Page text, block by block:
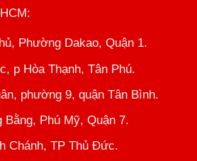
:
Phường Dakao, Quận 1.
p Hòa Thạnh, Tân Phú.
phường 9, quận Tân Bình.
Bằng, Phú Mỹ, Quận 7.
Chánh, TP Thủ Đức.